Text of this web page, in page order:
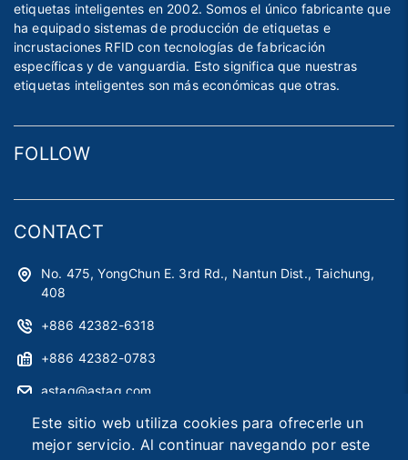
Este sitio web utiliza cookies para ofrecerle un
mejor servicio. Al continuar navegando por este
etiquetas inteligentes en 2002. Somos el único fabricante que
ha equipado sistemas de producción de etiquetas e
incrustaciones RFID con tecnologías de fabricación
específicas y de vanguardia. Esto significa que nuestras
etiquetas inteligentes son más económicas que otras.
FOLLOW
CONTACT
No. 475, YongChun E. 3rd Rd., Nantun Dist., Taichung,
408
+886 42382-6318
+886 42382-0783
astag@astag.com
roger@astag.com